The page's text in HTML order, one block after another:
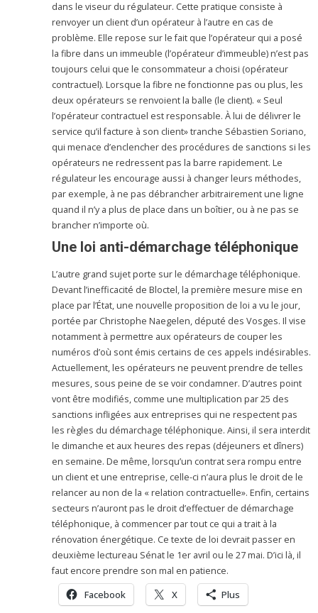
dans le viseur du régulateur. Cette pratique consiste à
renvoyer un client d’un opérateur à l’autre en cas de
problème. Elle repose sur le fait que l’opérateur qui a posé
la fibre dans un immeuble (l’opérateur d’immeuble) n’est pas
toujours celui que le consommateur a choisi (opérateur
contractuel). Lorsque la fibre ne fonctionne pas ou plus, les
deux opérateurs se renvoient la balle (le client). « Seul
l’opérateur contractuel est responsable. À lui de délivrer le
service qu’il facture à son client» tranche Sébastien Soriano,
qui menace d’enclencher des procédures de sanctions si les
opérateurs ne redressent pas la barre rapidement. Le
régulateur les encourage aussi à changer leurs méthodes,
par exemple, à ne pas débrancher arbitrairement une ligne
quand il n’y a plus de place dans un boîtier, ou à ne pas se
brancher n’importe où.
Une loi anti-démarchage téléphonique
L’autre grand sujet porte sur le démarchage téléphonique.
Devant l’inefficacité de Bloctel, la première mesure mise en
place par l’État, une nouvelle proposition de loi a vu le jour,
portée par Christophe Naegelen, député des Vosges. Il vise
notamment à permettre aux opérateurs de couper les
numéros d’où sont émis certains de ces appels indésirables.
Actuellement, les opérateurs ne peuvent prendre de telles
mesures, sous peine de se voir condamner. D’autres point
vont être modifiés, comme une multiplication par 25 des
sanctions infligées aux entreprises qui ne respectent pas
les règles du démarchage téléphonique. Ainsi, il sera interdit
le dimanche et aux heures des repas (déjeuners et dîners)
en semaine. De même, lorsqu’un contrat sera rompu entre
un client et une entreprise, celle-ci n’aura plus le droit de le
relancer au non de la « relation contractuelle». Enfin, certains
secteurs n’auront pas le droit d’effectuer de démarchage
téléphonique, à commencer par tout ce qui a trait à la
rénovation énergétique. Ce texte de loi devrait passer en
deuxième lectureau Sénat le 1er avril ou le 27 mai. D’ici là, il
faut encore prendre son mal en patience.
Facebook X Plus